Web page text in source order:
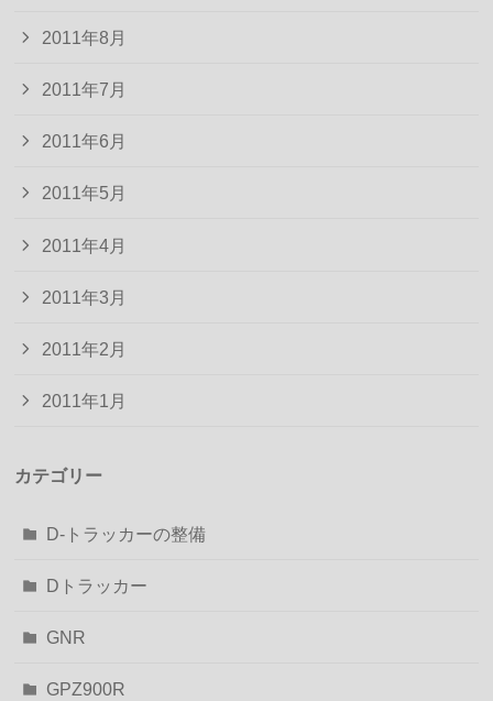
2011年8月
2011年7月
2011年6月
2011年5月
2011年4月
2011年3月
2011年2月
2011年1月
カテゴリー
D-トラッカーの整備
Dトラッカー
GNR
GPZ900R